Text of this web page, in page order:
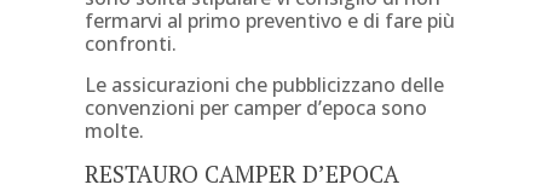
fermarvi al primo preventivo e di fare più
confronti.
Le assicurazioni che pubblicizzano delle
convenzioni per camper d’epoca sono
molte.
RESTAURO CAMPER D’EPOCA